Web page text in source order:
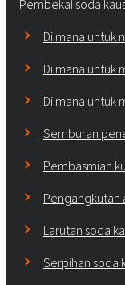
Pembekal soda
Di mana untuk
Di mana untuk
Di mana untuk
Semburan
Pembasmian
Pengangkutan
Larutan soda
Serpihan soda